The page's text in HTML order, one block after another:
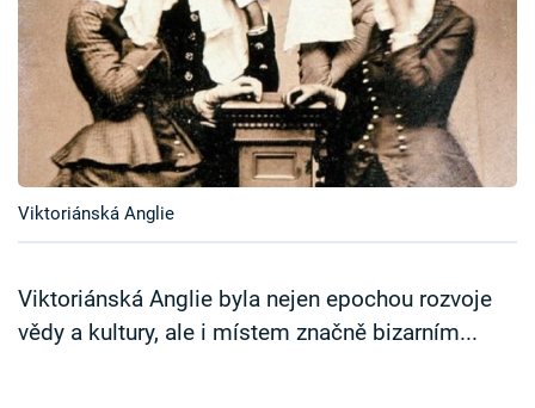
Pořady
TV Program
Časopis
Sledujte prima+
Přihlášení
Viktoriánská Anglie
Viktoriánská Anglie byla nejen epochou rozvoje
vědy a kultury, ale i místem značně bizarním...